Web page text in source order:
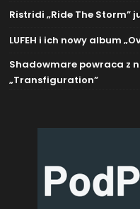
Ristridi „Ride The Storm”
LUFEH i ich nowy album
Shadowmare powraca z
„Transfiguration”